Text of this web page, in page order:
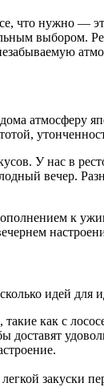
что нужно —
выбором.
атмосферу
У нас в
вечер.
к
идей для
как с
закуски